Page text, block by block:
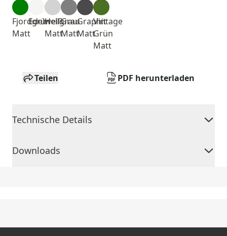
Fjordgrün
Matt
Edelweiß
Hellgrau
Matt
Grau
Matt
Graphit
Matt
Vintage
Grün
Matt
Teilen PDF herunterladen
Technische Details
Downloads